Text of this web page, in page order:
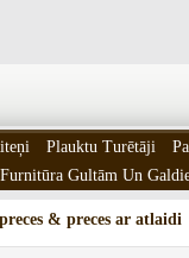
& preces ar atlaidi
Plauktu Turētāji
Furnitūra Gultām Un